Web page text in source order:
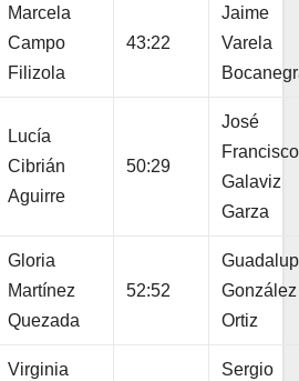
Marcela
Campo
Filizola
43:22
Jaime
Varela
Lucía
Cibrián
Aguirre
50:29
José
Francisco
Galaviz
Garza
Gloria
Martínez
Quezada
52:52
González
Ortiz
Virginia
Sergio